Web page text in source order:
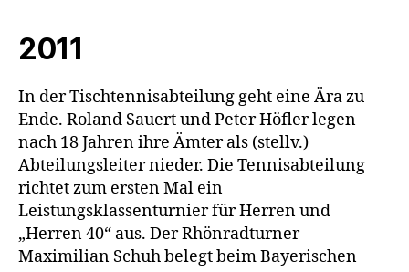
2011
In der Tischtennisabteilung geht eine Ära zu
Ende. Roland Sauert und Peter Höfler legen
nach 18 Jahren ihre Ämter als (stellv.)
Abteilungsleiter nieder. Die Tennisabteilung
richtet zum ersten Mal ein
Leistungsklassenturnier für Herren und
„Herren 40“ aus. Der Rhönradturner
Maximilian Schuh belegt beim Bayerischen